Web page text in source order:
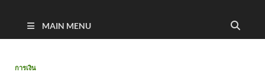
MAIN MENU
การเงิน